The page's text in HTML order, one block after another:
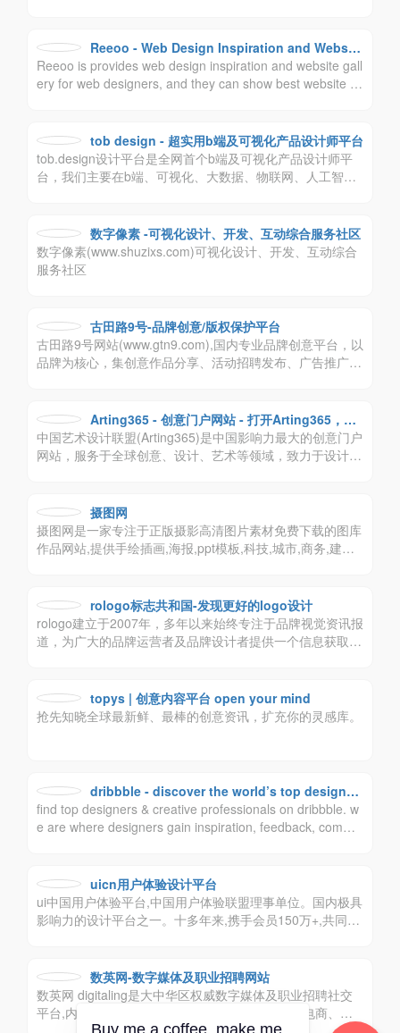
Reeoo - Web Design Inspiration and Website
Gallery
Reeoo is provides web design inspiration and website gall
ery for web designers, and they can show best website d
设计案例。tob design - 超实用b端及可视化产品设计师平台
tob.design设计平台是全网首个b端及可视化产品设计师平
台，我们主要在b端、可视化、大数据、物联网、人工智能
用，让工作更轻松，让生活更有趣！
数字像素 -可视化设计、开发、互动综合服务社区
数字像素(www.shuzixs.com)可视化设计、开发、互动综合
服务社区
古田路9号-品牌创意/版权保护平台
古田路9号网站(www.gtn9.com),国内专业品牌创意平台，以
品牌为核心，集创意作品分享、活动招聘发布、广告推广、
产业。
Arting365 - 创意门户网站 - 打开Arting365，连
接好设计！
中国艺术设计联盟(Arting365)是中国影响力最大的创意门户
网站，服务于全球创意、设计、艺术等领域，致力于设计文
意、设计、艺术爱好者及企业提供高质量、多元化的信息交
流咨询及专业的数字艺术设计行业应用解决方案。
摄图网
摄图网是一家专注于正版摄影高清图片素材免费下载的图库
作品网站,提供手绘插画,海报,ppt模板,科技,城市,商务,建筑,
设计师在这里找到满意的图片素材和设计灵感!
rologo标志共和国-发现更好的logo设计
rologo建立于2007年，多年以来始终专注于品牌视觉资讯报
道，为广大的品牌运营者及品牌设计者提供一个信息获取和
强资讯平台。logo品牌设计创意群体中具有较高的影响力与
号召力。
topys | 创意内容平台 open your mind
抢先知晓全球最新鲜、最棒的创意资讯，扩充你的灵感库。
dribbble - discover the world’s top designer
s & creative professionals
find top designers & creative professionals on dribbble. w
e are where designers gain inspiration, feedback, commu
uicn用户体验设计平台
ui中国用户体验平台,中国用户体验联盟理事单位。国内极具
影响力的设计平台之一。十多年来,携手会员150万+,共同致
数英网-数字媒体及职业招聘网站
数英网 digitaling是大中华区权威数字媒体及职业招聘社交
平台,内容涵盖市场营销、广告传媒、创意设计、电商、移
Buy me a coffee, make me